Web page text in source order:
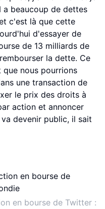
beaucoup de dettes
c'est là que cette
d'essayer de
de 13 milliards de
la dette. Ce
nous pourrions
une transaction de
le prix des droits à
action et annoncer
devenir public, il sait
en bourse de Twitter :